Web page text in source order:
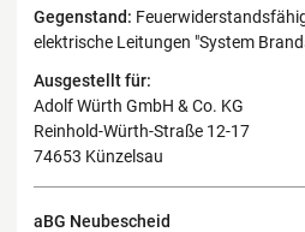
Gegenstand:
elektrische Leitungen "System
Ausgestellt für:
Adolf Würth GmbH & Co. KG
Reinhold-Würth-Straße 12-17
74653 Künzelsau
aBG Neubescheid